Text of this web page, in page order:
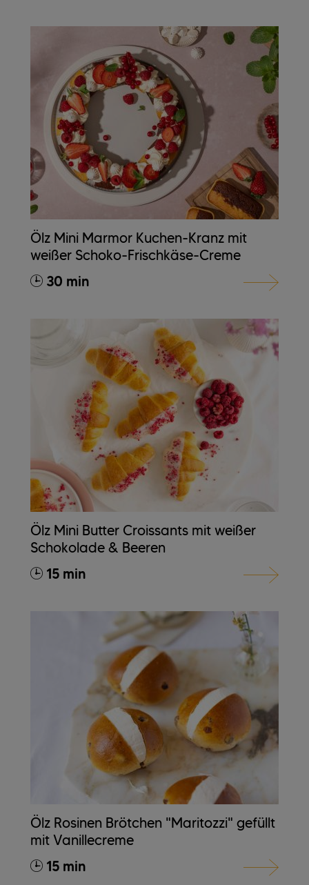
Ölz Mini Marmor Kuchen-Kranz mit
weißer Schoko-Frischkäse-Creme
30 min
Ölz Mini Butter Croissants mit weißer
Schokolade & Beeren
15 min
Ölz Rosinen Brötchen "Maritozzi" gefüllt
mit Vanillecreme
15 min